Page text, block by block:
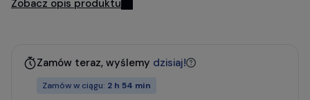
Zobacz opis produktu
Zamów teraz, wyślemy dzisiaj!
Zamów w ciągu: 2 h 54 min